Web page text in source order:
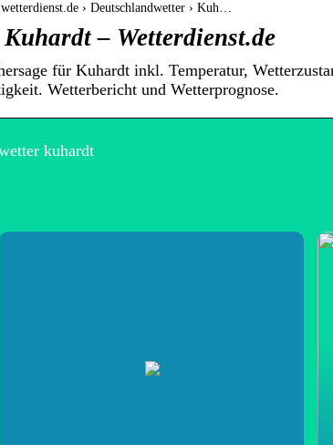
› Deutschlandwetter › Kuh…
Kuhardt – Wetterdienst.de
für Kuhardt inkl. Temperatur,
Wetterbericht und Wetterprognose.
kuhardt